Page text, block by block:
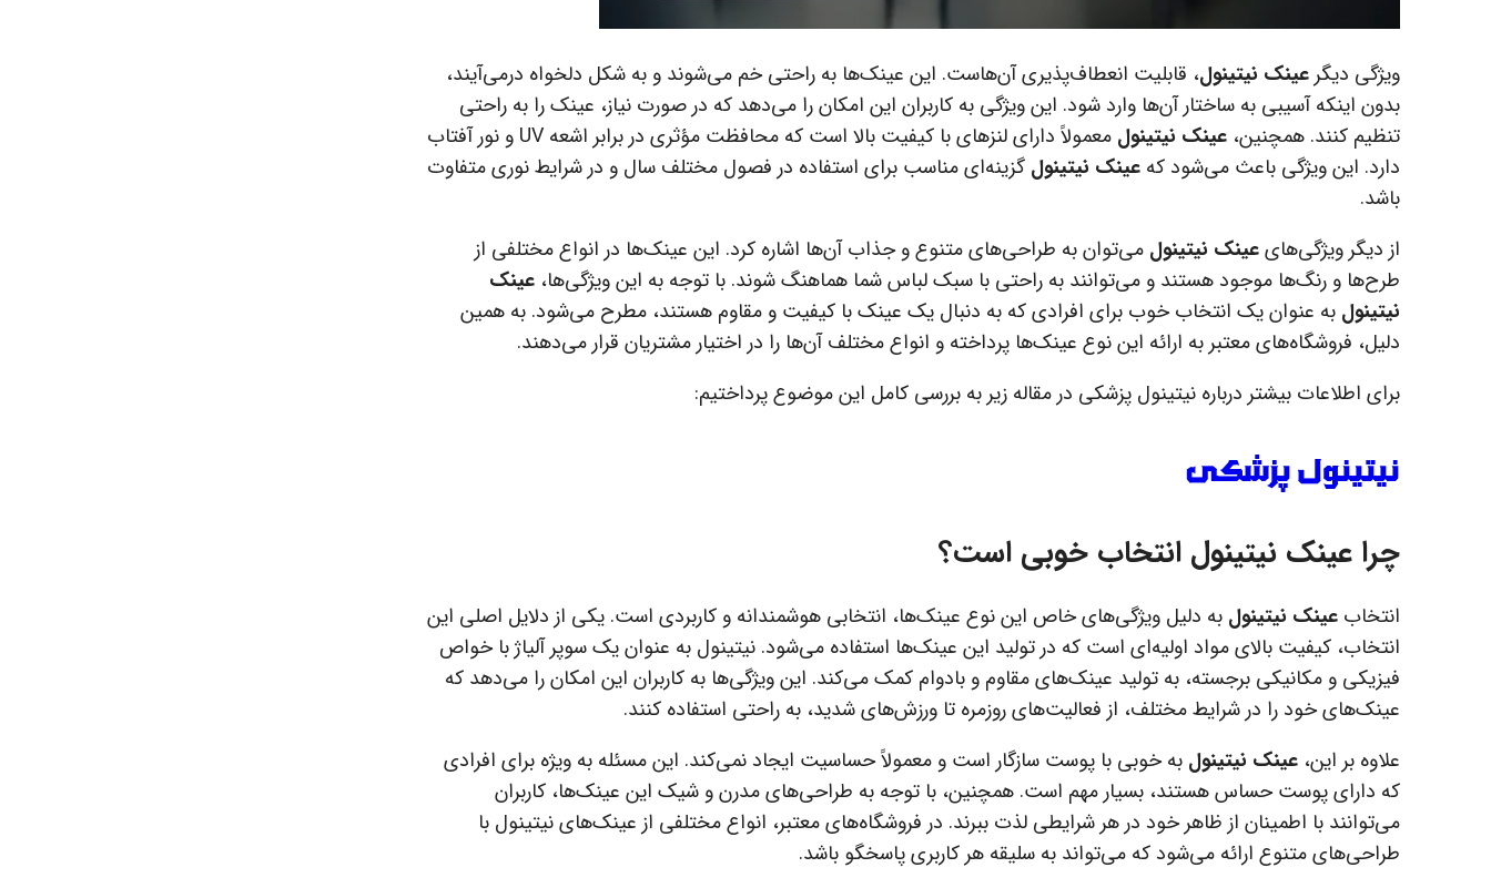
ویژگی دیگر عینک نیتینول، قابلیت انعطاف‌پذیری آن‌هاست. این عینک‌ها به راحتی خم می‌شوند و به شکل دلخواه درمی‌آیند،
بدون اینکه آسیبی به ساختار آن‌ها وارد شود. این ویژگی به کاربران این امکان را می‌دهد که در صورت نیاز، عینک را به راحتی
تنظیم کنند. همچنین، عینک نیتینول
معمولاً دارای لنزهای با کیفیت بالا است که محافظت مؤثری در برابر اشعه UV و نور آفتاب
دارد. این ویژگی باعث می‌شود که عینک نیتینول گزینه‌ای مناسب برای استفاده در فصول مختلف سال و در شرایط نوری متفاوت
باشد.
از دیگر ویژگی‌هایعینک نیتینول می‌توان به طراحی‌های متنوع و جذاب آن‌ها اشاره کرد. این عینک‌ها در انواع مختلفی از
طرح‌ها و رنگ‌ها موجود هستند و می‌توانند به راحتی با سبک لباس شما هماهنگ شوند. با توجه به این ویژگی‌ها، عینک
نیتینول به عنوان یک انتخاب خوب برای افرادی که به دنبال یک عینک با کیفیت و مقاوم هستند، مطرح می‌شود. به همین
دلیل، فروشگاه‌های معتبر به ارائه این نوع عینک‌ها پرداخته و انواع مختلف آن‌ها را در اختیار مشتریان قرار می‌دهند.
برای اطلاعات بیشتر درباره نیتینول پزشکی در مقاله زیر به بررسی کامل این موضوع پرداختیم:
نیتینول پزشکی
چرا عینک نیتینول انتخاب خوبی است؟
انتخاب عینک نیتینول به دلیل ویژگی‌های خاص این نوع عینک‌ها، انتخابی هوشمندانه و کاربردی است. یکی از دلایل اصلی این
انتخاب، کیفیت بالای مواد اولیه‌ای است که در تولید این عینک‌ها استفاده می‌شود. نیتینول به عنوان یک سوپر آلیاژ با خواص
فیزیکی و مکانیکی برجسته، به تولید عینک‌های مقاوم و بادوام کمک می‌کند. این ویژگی‌ها به کاربران این امکان را می‌دهد که
عینک‌های خود را در شرایط مختلف، از فعالیت‌های روزمره تا ورزش‌های شدید، به راحتی استفاده کنند.
علاوه بر این، عینک نیتینول به خوبی با پوست سازگار است و معمولاً حساسیت ایجاد نمی‌کند. این مسئله به ویژه برای افرادی
که دارای پوست حساس هستند، بسیار مهم است. همچنین، با توجه به طراحی‌های مدرن و شیک این عینک‌ها، کاربران
می‌توانند با اطمینان از ظاهر خود در هر شرایطی لذت ببرند. در فروشگاه‌های معتبر، انواع مختلفی از عینک‌های نیتینول با
طراحی‌های متنوع ارائه می‌شود که می‌تواند به سلیقه هر کاربری پاسخگو باشد.